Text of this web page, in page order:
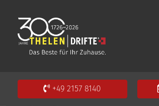
+49 2157 8140